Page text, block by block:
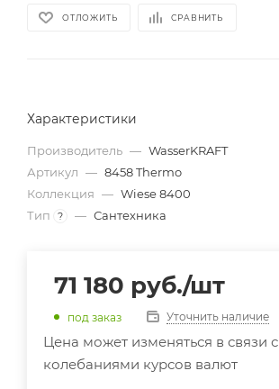
ОТЛОЖИТЬ СРАВНИТЬ
Характеристики
Производитель — WasserKRAFT
Артикул — 8458 Thermo
Коллекция — Wiese 8400
Тип
? — Сантехника
71 180 руб./шт
под заказ Уточнить наличие
Цена может изменяться в связи с
колебаниями курсов валют